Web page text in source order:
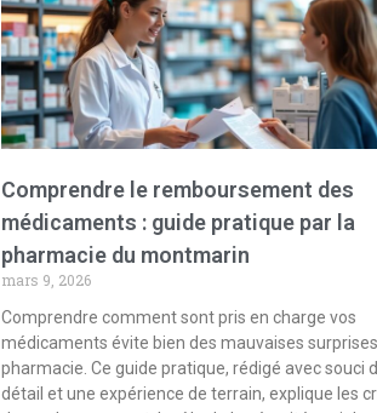
Comprendre le remboursement des
médicaments : guide pratique par la
pharmacie du montmarin
mars 9, 2026
Comprendre comment sont pris en charge vos
médicaments évite bien des mauvaises
pharmacie. Ce guide pratique, rédigé avec souci
détail et une expérience de terrain, explique les